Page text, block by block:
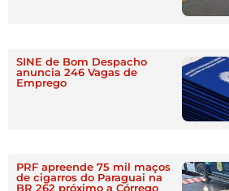
SINE de Bom Despacho
anuncia 246 Vagas de
Emprego
PRF apreende 75 mil maços
de cigarros do Paraguai na
BR 262 próximo a Córrego